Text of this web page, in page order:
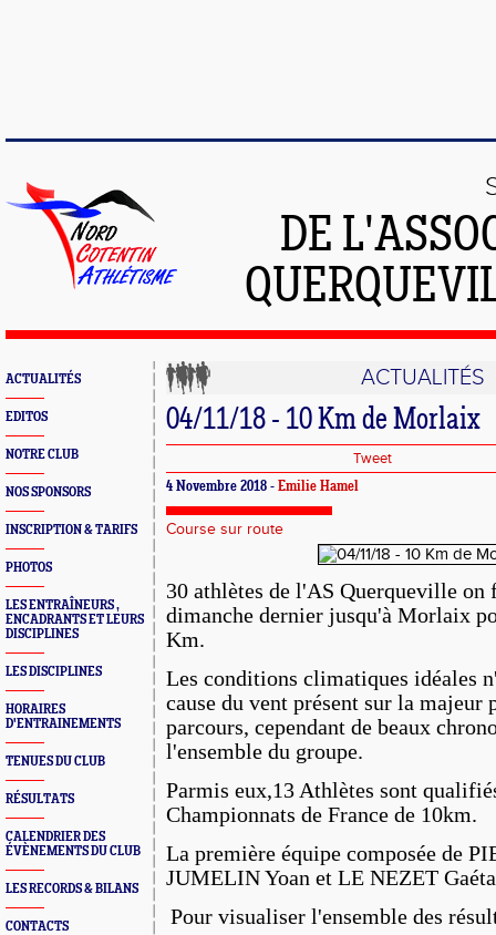
DE
ACTUALITÉS
EDITOS
NOTRE CLUB
NOS SPONSORS
INSCRIPTION & TARIFS
PHOTOS
LES ENTRAÎNEURS ,
ENCADRANTS ET LEURS
DISCIPLINES
LES DISCIPLINES
HORAIRES
D'ENTRAINEMENTS
TENUES DU CLUB
RÉSULTATS
CALENDRIER DES
ÉVÈNEMENTS DU CLUB
LES RECORDS & BILANS
CONTACTS
ACTUALITÉS
04/11/18 - 10 Km de Morlaix
Tweet
4 Novembre 2018 - Emilie Hamel
Course sur route
30 athlètes de l'AS Querqueville on
dimanche dernier jusqu'à Morlaix
Km.
Les conditions climatiques idéales
cause du vent présent sur la majeur
parcours, cependant de beaux
l'ensemble du groupe.
Parmis eux,13 Athlètes sont
Championnats de France de 10km.
La première équipe composée de
JUMELIN Yoan et LE NEZET
Pour visualiser l'ensemble des